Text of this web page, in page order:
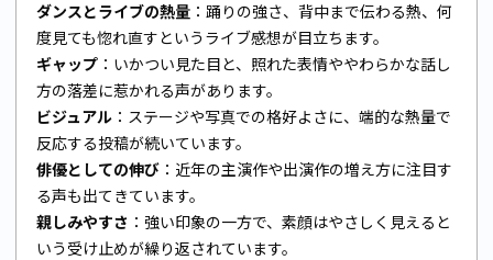
ダンスとライブの熱量 ：踊りの強さ、背中まで伝わる熱、何
度見ても惚れ直すというライブ感想が目立ちます。
ギャップ ：いかつい見た目と、照れた表情ややわらかな話し
方の落差に惹かれる声があります。
ビジュアル ：ステージや写真での格好よさに、端的な熱量で
反応する投稿が続いています。
俳優としての伸び ：近年の主演作や出演作の増え方に注目す
る声も出てきています。
親しみやすさ ：強い印象の一方で、素顔はやさしく見えると
いう受け止めが繰り返されています。